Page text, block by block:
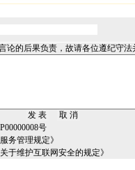
论的后果负责，故请各位遵纪守
号
务管理规定》
于维护互联网安全的规定》